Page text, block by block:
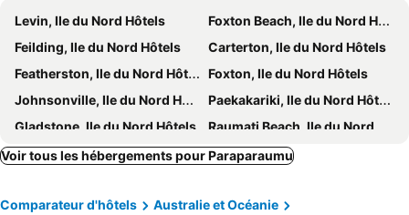
Levin, Ile du Nord Hôtels
Foxton Beach, Ile du Nord Hôtels
Feilding, Ile du Nord Hôtels
Carterton, Ile du Nord Hôtels
Featherston, Ile du Nord Hôtels
Foxton, Ile du Nord Hôtels
Johnsonville, Ile du Nord Hôtels
Paekakariki, Ile du Nord Hôtels
Gladstone, Ile du Nord Hôtels
Raumati Beach, Ile du Nord Hôtels
Waikawa, Ile du Sud Hôtels
Tawa, Ile du Nord Hôtels
Pahiatua, Ile du Nord Hôtels
Marton, Ile du Nord Hôtels
Voir tous les hébergements pour Paraparaumu
Comparateur d'hôtels
Australie et Océanie